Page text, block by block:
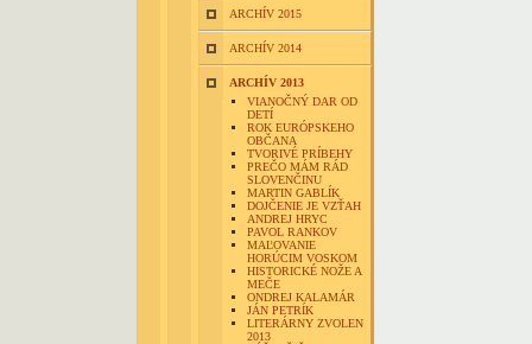
ARCHÍV 2015
ARCHÍV 2014
ARCHÍV 2013
VIANOČNÝ DAR OD
DETÍ
ROK EURÓPSKEHO
OBČANA
TVORIVÉ PRÍBEHY
PREČO MÁM RÁD
SLOVENČINU
MARTIN GABLÍK
DOJČENIE JE VZŤAH
ANDREJ HRYC
PAVOL RANKOV
MAĽOVANIE
HORÚCIM VOSKOM
HISTORICKÉ NOŽE A
MEČE
ONDREJ KALAMÁR
JÁN PETRÍK
LITERÁRNY ZVOLEN
2013